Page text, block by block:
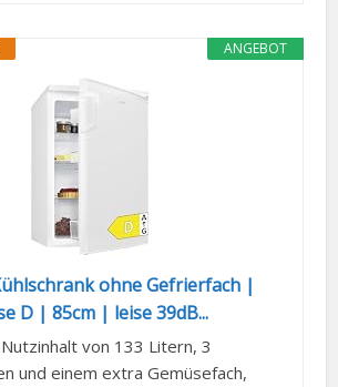
ANGEBOT
ohne Gefrierfach |
D | 85cm | leise 39dB...
von 133 Litern, 3
und einem extra Gemüsefach,